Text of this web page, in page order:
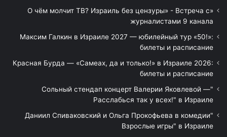
«О чём молчит ТВ? Израиль без цензуры» - Встреча с
журналистами 9 канала
Максим Галкин в Израиле 2027 — юбилейный тур «50!»:
билеты и расписание
Красная Бурда — «Самеах, да и только!» в Израиле 2026:
билеты и расписание
"Сольный стендап концерт Валерии Яковлевой —
Расслабься так у всех!" в Израиле
"Даниил Спиваковский и Ольга Прокофьева в комедии
Взрослые игры" в Израиле